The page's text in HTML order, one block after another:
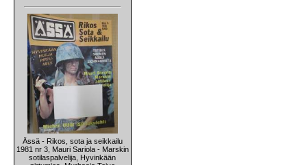
Ässä - Rikos, sota ja seikkailu
1981 nr 3, Mauri Sariola - Marskin
sotilaspalvelija, Hyvinkään